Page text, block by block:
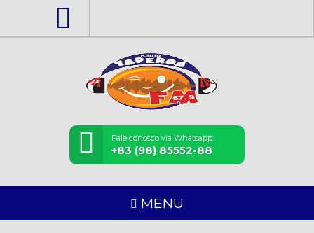
Fale conosco via Whatsapp:
+83 (98) 85552-88
MENU